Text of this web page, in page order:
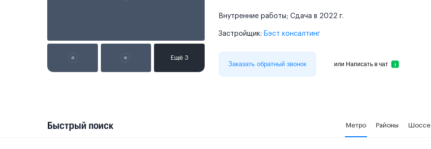
Внутренние работы; Сдача в 2022 г.
Застройщик: Бэст консалтинг
Заказать обратный звонок или Написать в чат
Быстрый поиск Метро Районы Шоссе